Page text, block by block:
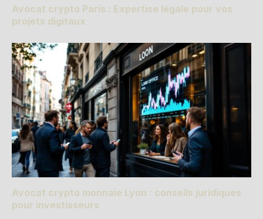
Avocat crypto Paris : Expertise légale pour vos
projets digitaux
Avocat crypto monnaie Lyon : conseils juridiques
pour investisseurs